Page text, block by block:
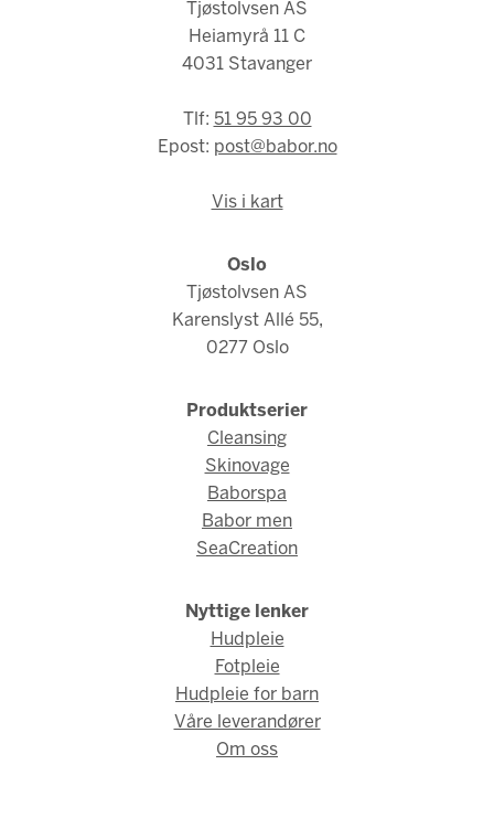
Tjøstolvsen AS
Heiamyrå 11 C
4031 Stavanger
Tlf: 51 95 93 00
Epost: post@babor.no
Vis i kart
Oslo
Tjøstolvsen AS
Karenslyst Allé 55,
0277 Oslo
Produktserier
Cleansing
Skinovage
Baborspa
Babor men
SeaCreation
Nyttige lenker
Hudpleie
Fotpleie
Hudpleie for barn
Våre leverandører
Om oss